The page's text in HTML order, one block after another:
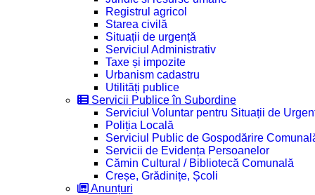
Registrul agricol
Starea civilă
Situații de urgență
Serviciul Administrativ
Taxe și impozite
Urbanism cadastru
Utilități publice
Servicii Publice în Subordine
Serviciul Voluntar pentru Situații de
Poliția Locală
Serviciul Public de Gospodărire
Servicii de Evidența Persoanelor
Cămin Cultural / Bibliotecă Comunală
Creșe, Grădinițe, Școli
Anunțuri